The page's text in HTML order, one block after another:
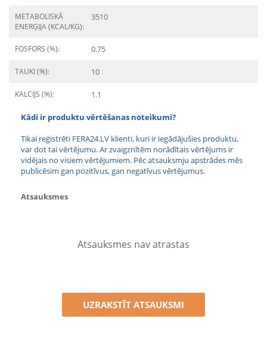
METABOLISKĀ
ENERĢIJA (KCAL/KG):
3510
FOSFORS (%): 0.75
TAUKI (%): 10
KALCIJS (%): 1.1
Kādi ir produktu vērtēšanas noteikumi?
Tikai reģistrēti FERA24.LV klienti, kuri ir iegādājušies produktu,
var dot tai vērtējumu. Ar zvaigznītēm norādītais vērtējums ir
vidējais no visiem vērtējumiem. Pēc atsauksmju apstrādes mēs
publicēsim gan pozitīvus, gan negatīvus vērtējumus.
Atsauksmes
Atsauksmes nav atrastas
UZRAKSTĪT ATSAUKSMI